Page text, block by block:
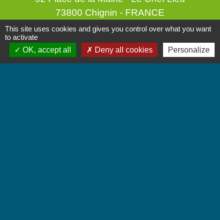
73800 Chignin - FRANCE
+33 4 79 28 10 12
Contact par formulaire
This site uses cookies and gives you control over what you want
to activate
OK, accept all
Deny all cookies Personalize